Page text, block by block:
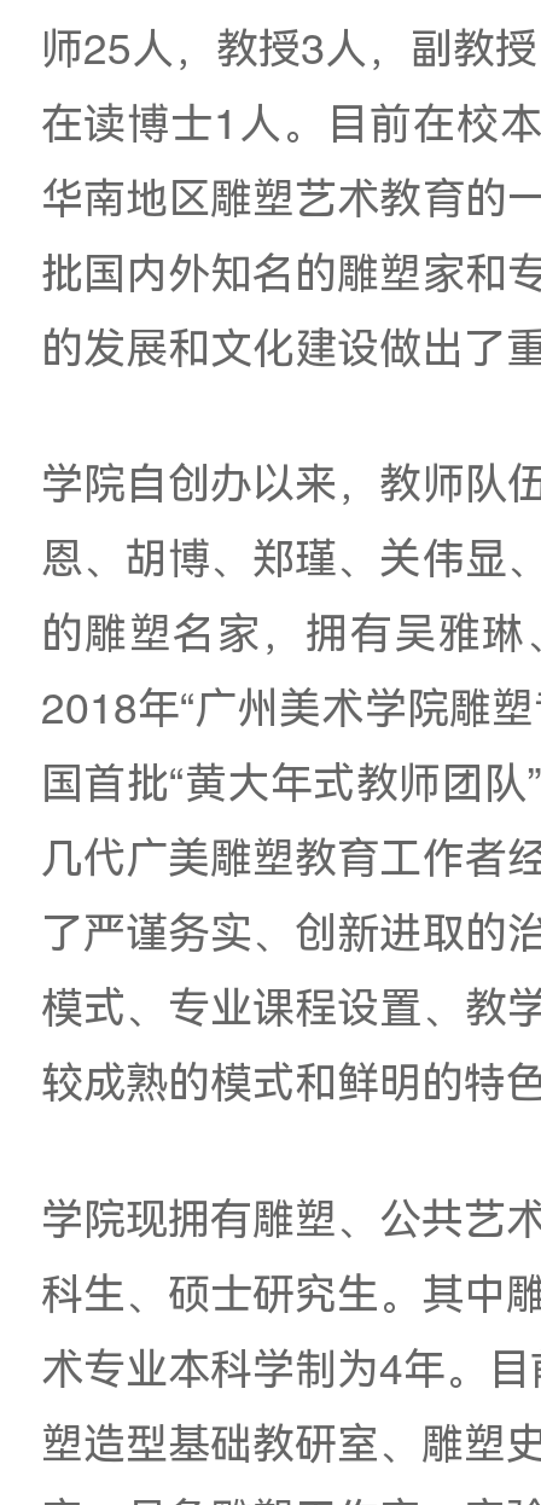
国首批硕士学位授予
雕塑与公共艺术学
师25人，教授3人，
在读博士1人。目前
批国内外知名的雕塑
的发展和文化建设做
学院自创办以来，教
恩、胡博、郑瑾、关
的雕塑名家，拥有
2018年“广州美术学
国首批“黄大年式教
几代广美雕塑教育工
了严谨务实、创新进
模式、专业课程设置
较成熟的模式和鲜明